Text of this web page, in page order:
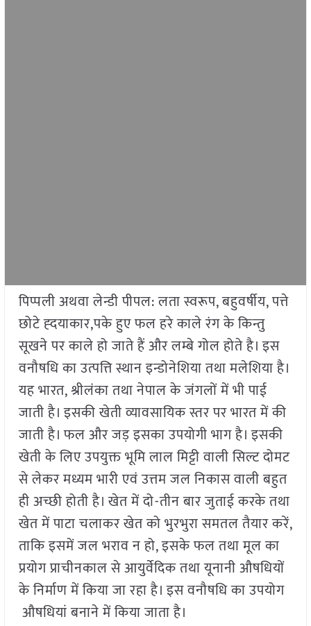
पिप्पली अथवा लेन्डी पीपल: लता स्वरूप, बहुवर्षीय, पत्ते
छोटे ह्दयाकार,पके हुए फल हरे काले रंग के किन्तु
सूखने पर काले हो जाते हैं और लम्बे गोल होते है। इस
वनौषधि का उत्पत्ति स्थान इन्डोनेशिया तथा मलेशिया है।
यह भारत, श्रीलंका तथा नेपाल के जंगलों में भी पाई
जाती है। इसकी खेती व्यावसायिक स्तर पर भारत में की
जाती है। फल और जड़ इसका उपयोगी भाग है। इसकी
खेती के लिए उपयुक्त भूमि लाल मिट्टी वाली सिल्ट दोमट
से लेकर मध्यम भारी एवं उत्तम जल निकास वाली बहुत
ही अच्छी होती है। खेत में दो-तीन बार जुताई करके तथा
खेत में पाटा चलाकर खेत को भुरभुरा समतल तैयार करें,
ताकि इसमें जल भराव न हो, इसके फल तथा मूल का
प्रयोग प्राचीनकाल से आयुर्वेदिक तथा यूनानी औषधियों
के निर्माण में किया जा रहा है। इस वनौषधि का उपयोग
औषधियां बनाने में किया जाता है।